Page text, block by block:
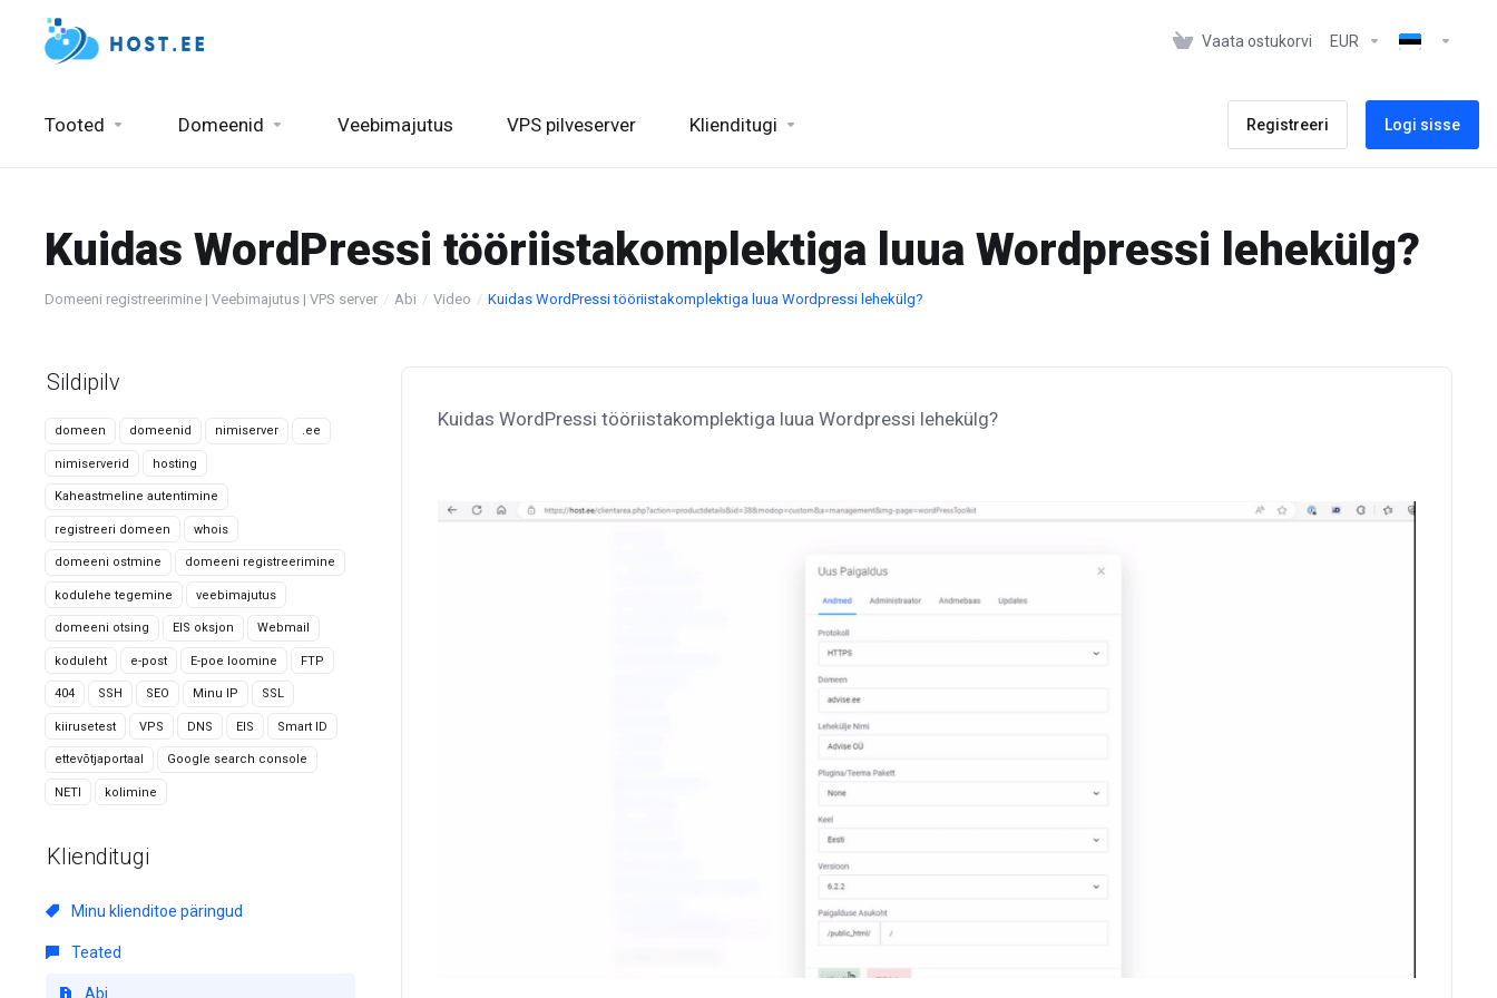
Vaata ostukorvi EUR
Tooted Domeenid Veebimajutus VPS pilveserver Klienditugi Registreeri Logi sisse
Kuidas WordPressi tööriistakomplektiga luua Wordpressi lehekülg?
Domeeni registreerimine | Veebimajutus | VPS server Abi Video Kuidas WordPressi tööriistakomplektiga luua Wordpressi lehekülg?
Sildipilv
domeen domeenid nimiserver .ee
nimiserverid hosting
Kaheastmeline autentimine
registreeri domeen whois
domeeni ostmine domeeni registreerimine
kodulehe tegemine veebimajutus
domeeni otsing EIS oksjon Webmail
koduleht e-post E-poe loomine FTP
404 SSH SEO Minu IP SSL
kiirusetest VPS DNS EIS Smart ID
ettevõtjaportaal Google search console
NETI kolimine
Klienditugi
Minu klienditoe päringud
Teated
Abi
Kuidas WordPressi tööriistakomplektiga luua Wordpressi lehekülg?